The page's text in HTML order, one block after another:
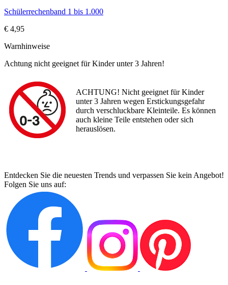
Schülerrechenband 1 bis 1.000
€ 4,95
Warnhinweise
Achtung nicht geeignet für Kinder unter 3 Jahren!
ACHTUNG! Nicht geeignet für Kinder
unter 3 Jahren wegen Erstickungsgefahr
durch verschluckbare Kleinteile. Es können
auch kleine Teile entstehen oder sich
herauslösen.
Entdecken Sie die neuesten Trends und verpassen Sie kein Angebot!
Folgen Sie uns auf: